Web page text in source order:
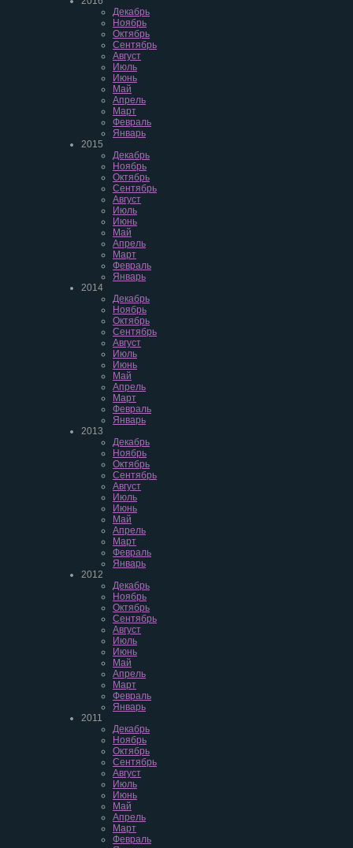
Декабрь
Ноябрь
Октябрь
Сентябрь
Август
Июль
Июнь
Май
Апрель
Март
Февраль
Январь
2015
Декабрь
Ноябрь
Октябрь
Сентябрь
Август
Июль
Июнь
Май
Апрель
Март
Февраль
Январь
2014
Декабрь
Ноябрь
Октябрь
Сентябрь
Август
Июль
Июнь
Май
Апрель
Март
Февраль
Январь
2013
Декабрь
Ноябрь
Октябрь
Сентябрь
Август
Июль
Июнь
Май
Апрель
Март
Февраль
Январь
2012
Декабрь
Ноябрь
Октябрь
Сентябрь
Август
Июль
Июнь
Май
Апрель
Март
Февраль
Январь
2011
Декабрь
Ноябрь
Октябрь
Сентябрь
Август
Июль
Июнь
Май
Апрель
Март
Февраль